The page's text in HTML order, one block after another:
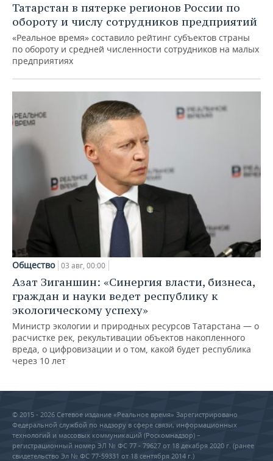
Татарстан в пятерке регионов России по
обороту и числу сотрудников предприятий
«Реальное время» составило рейтинг субъектов страны
по обороту и средней численности сотрудников на малых
предприятиях
Общество 03 авг, 00:00
Азат Зиганшин: «Синергия власти, бизнеса,
граждан и науки ведет республику к
экологическому успеху»
Министр экологии и природных ресурсов Татарстана — о
расчистке рек, рекультивации объектов накопленного
вреда, о цифровизации и о том, какой будет республика
через 10 лет
© 2015 - 2026 Сетевое издание «Реальное время» Зарегистрировано
Федеральной службой по надзору в сфере связи, информационных
технологий и массовых коммуникаций (Роскомнадзор) –
регистрационный номер ЭЛ № ФС 77 - 79627 от 18 декабря 2020 г. (ранее
свидетельство Эл № ФС 77-59331 от 18 сентября 2014 г.)